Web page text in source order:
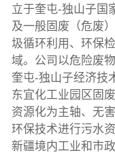
立于奎屯-独山子国
及一般固废（危废
圾循环利用、环保
域。公司以危险废
奎屯-独山子经济技
东宜化工业园区固
资源化为主轴、无
环保技术进行污水
新疆境内工业和市